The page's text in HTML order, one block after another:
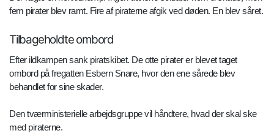
fem pirater blev ramt. Fire af piraterne afgik ved døden. En blev såret.
Tilbageholdte ombord
Efter ildkampen sank piratskibet. De otte pirater er blevet taget
ombord på fregatten Esbern Snare, hvor den ene sårede blev
behandlet for sine skader.
Den tværministerielle arbejdsgruppe vil håndtere, hvad der skal ske
med piraterne.